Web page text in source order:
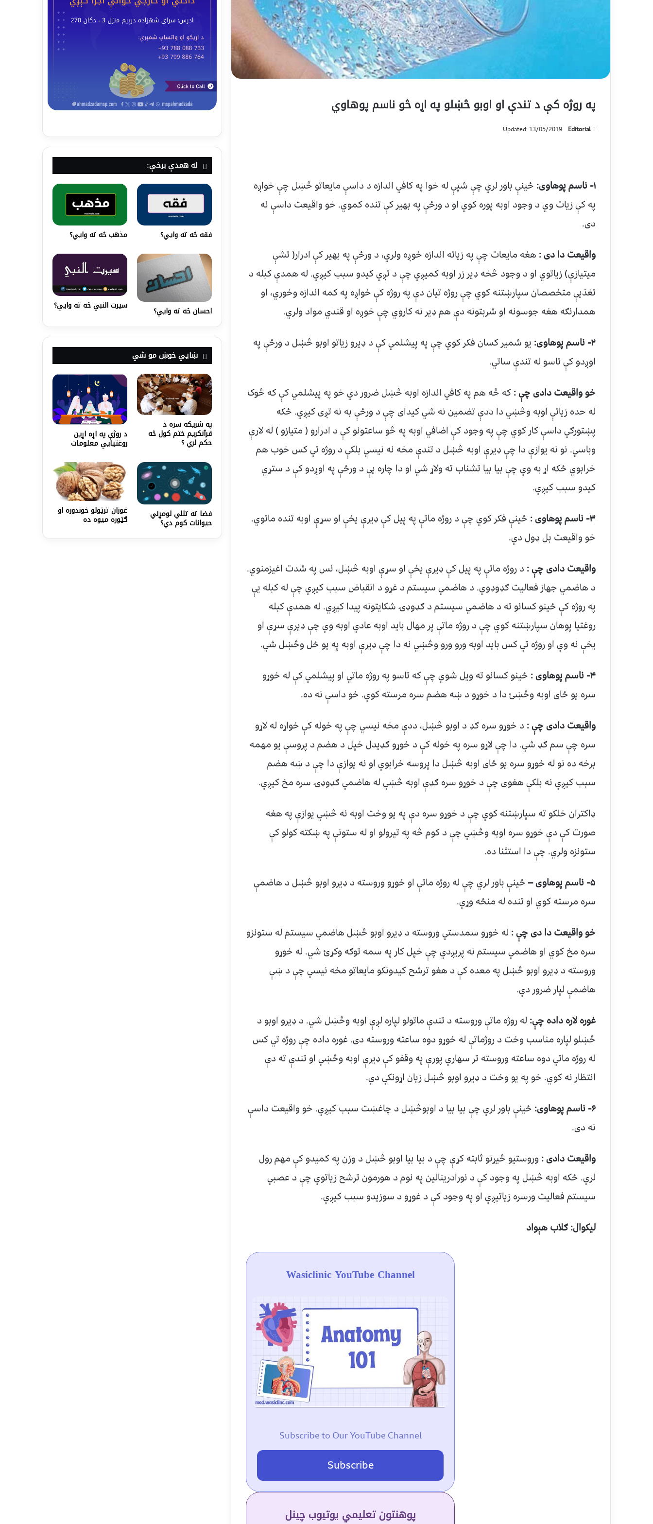
په روژه کې د تندې او اوبو څښلو په اړه څو ناسم پوهاوي
Editorial
Updated: 13/05/2019
۱- ناسم پوهاوی:
ځینې باور لري چې شپې له خوا په کافي اندازه د داسې مایعاتو څښل چې خواږه
په کې زیات وي د وجود اوبه پوره کوي او د ورځې په بهیر کې تنده کموي. خو واقیعت داسې نه
دی.
واقیعت دا دی : هغه مایعات چې په زیاته اندازه خوږه ولري، د ورځې په بهیر کې ادرار( تشې
میتیازې) زیاتوي او د وجود څخه ډیر زر اوبه کمیږي چې د تږي کیدو سبب کیږي. له همدې کبله د
تغذیې متخصصان سپارښتنه کوي چې روژه تیان دې په روژه کې خواږه په کمه اندازه وخوري، او
همدارنګه هغه جوسونه او شربتونه دې هم ډیر نه کاروي چې خوږه او قندي مواد ولري.
۲- ناسم پوهاوی:
یو شمیر کسان فکر کوي چې په پیشلمي کې د ډیرو زیاتو اوبو څښل د ورځې په
اوږدو کې تاسو له تندې ساتي.
خو واقیعت دادی چې : که څه هم په کافي اندازه اوبه څښل ضرور دي خو په پیشلمي کې که څوک
له حده زیاتې اوبه وڅښي دا ددې تضمین نه شي کیدای چې د ورځې به نه تږی کیږي. ځکه
پښتورګي داسې کار کوي چې په وجود کې اضافي اوبه په څو ساعتونو کې د ادرارو ( متیازو ) له لارې
وباسي. نو نه یوازې دا چې ډیرې اوبه څښل د تندې مخه نه نیسي بلکې د روژه تي کس خوب هم
خرابوي ځکه اړ به وي چې بیا بیا تشناب ته ولاړ شي او دا چاره یې د ورځې په اوږدو کې د ستړي
کیدو سبب کیږي.
۳- ناسم پوهاوی :
ځینې فکر کوي چې د روژه ماتې په پیل کې ډیرې یخې او سړې اوبه تنده ماتوي.
خو واقیعت بل ډول دي.
واقیعت دادی چې : د روژه ماتې په پیل کې ډیرې یخې او سړې اوبه څښل، نس په شدت اغیزمنوي.
د هاضمي جهاز فعالیت ګډوډوي. د هاضمي سیستم د غړو د انقباض سبب کیږي چې له کبله یې
په روژه کې ځینو کسانو ته د هاضمي سیستم د ګډوډۍ شکایتونه پیدا کیږي. له همدې کبله
روغتیا پوهان سپارښتنه کوي چې د روژه ماتې پر مهال باید اوبه عادي اوبه وي چې ډیرې سړې او
یخې نه وي او روژه تي کس باید اوبه ورو ورو وڅښي نه دا چې ډیرې اوبه په یو ځل وڅښل شي.
۴- ناسم پوهاوی :
ځینو کسانو ته ویل شوي چې که تاسو په روژه ماتي او پیشلمي کې له خوړو
سره یو ځای اوبه وڅښئ دا د خوړو د ښه هضم سره مرسته کوي. خو داسې نه ده.
واقیعت دادی چې : د خوړو سره ګډ د اوبو څښل، ددې مخه نیسي چې په خوله کې خواړه له لاړو
سره چې سم ګډ شي. دا چې لاړو سره په خوله کې د خوړو ګډیدل خپل د هضم د پروسې یو مهمه
برخه ده نو له خوړو سره یو ځای اوبه څښل دا پروسه خرابوي او نه یوازې دا چې د ښه هضم
سبب کیږي نه بلکې هغوی چې د خوړو سره ګډې اوبه څښي له هاضمي ګډوډۍ سره مخ کیږي.
ډاکتران خلکو ته سپارښتنه کوي چې د خوړو سره دې په یو وخت اوبه نه څښي یوازې په هغه
صورت کې دې خوړو سره اوبه وڅښي چې د کوم څه په تیرولو او له ستونې په ښکته کولو کې
ستونزه ولري. چې دا استثنا ده.
۵- ناسم پوهاوی –
ځینې باور لري چې له روژه ماتې او خوړو وروسته د ډیرو اوبو څښل د هاضمې
سره مرسته کوي او تنده له منځه وړي.
خو واقیعت دا دی چې : له خوړو سمدستي وروسته د ډیرو اوبو څښل هاضمي سیستم له ستونزو
سره مخ کوي او هاضمي سیستم نه پریږدي چې خپل کار په سمه توګه وکړئ شي. له خوړو
وروسته د ډیرو اوبو څښل په معده کې د هغو ترشح کیدونکو مایعاتو مخه نیسي چې د ښې
هاضمې لپار ضرور دي.
غوره لاره داده چې: له روژه ماتې وروسته د تندې ماتولو لپاره لږې اوبه وڅښل شي. د ډیرو اوبو د
څښلو لپاره مناسب وخت د روژماتې له خوړو دوه ساعته وروسته دی. غوره داده چې روژه تي کس
له روژه ماتي دوه ساعته وروسته تر سهاري پورې په وقفو کې ډیرې اوبه وڅښي او تندې ته دې
انتظار نه کوي. خو په یو وخت د ډیرو اوبو څښل زیان اړونکي دي.
۶- ناسم پوهاوی:
ځینې باور لري چې بیا بیا د اوبوڅښل د چاغښت سبب کیږي. خو واقیعت داسې
نه دی.
واقیعت دادی : وروستیو څیړنو ثابته کړې چې د بیا بیا اوبو څښل د وزن په کمیدو کې مهم رول
لري. ځکه اوبه څښل په وجود کې د نورادرینالین په نوم د هورمون ترشح زیاتوي چې د عصبي
سیستم فعالیت ورسره زیاتیږي او په وجود کې د غوړو د سوزیدو سبب کیږي.
ليکوال: ګلاب هېواد
Wasiclinic YouTube Channel
Subscribe to Our YouTube Channel
Subscribe
پوهنتون تعلیمي یوتیوب چینل
له همدې برخې:
فقه څه ته وايي؟ مذهب څه ته وايي؟
احسان څه ته وايي؟ سیرت النبي څه ته وايي؟
ښايي خوښ مو شي
په شريکه سره د
قرآنکريم ختم کول څه
حکم لري ؟
د روژې په اړه اړین
روغتیايي معلومات
فضا ته تللي لومړني
حیوانات کوم دي؟
غوزان ترټولو خوندوره او
ګټوره میوه ده